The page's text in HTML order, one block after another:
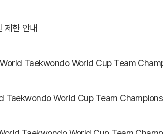
제한 안내
Taekwondo World Cup Team